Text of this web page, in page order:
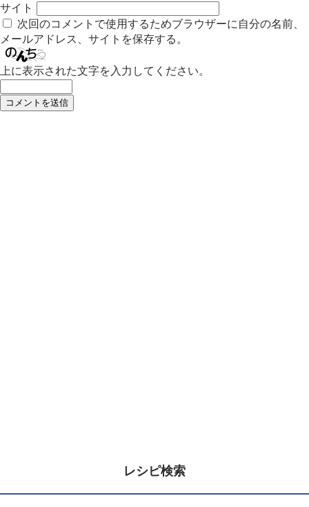
サイト
次回のコメントで使用するためブラウザーに自分の名前、
メールアドレス、サイトを保存する。
上に表示された文字を入力してください。
レシピ検索